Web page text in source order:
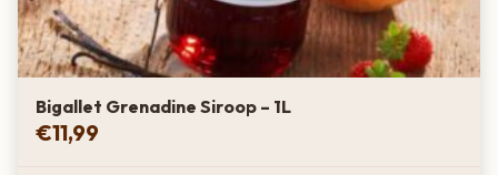
Bigallet Grenadine Siroop – 1L
€11,99